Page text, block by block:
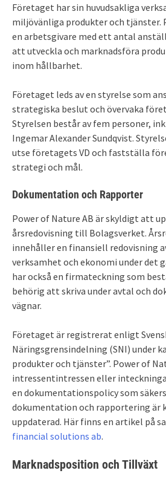
Företaget har sin huvudsakliga
miljövänliga produkter och tjänster.
en arbetsgivare med ett antal
att utveckla och marknadsföra
inom hållbarhet.
Företaget leds av en styrelse som
strategiska beslut och övervaka
Styrelsen består av fem personer,
Ingemar Alexander Sundqvist.
utse företagets VD och fastställa
strategi och mål.
Dokumentation och Rapporter
Power of Nature AB är skyldigt att
årsredovisning till Bolagsverket.
innehåller en finansiell redovisning
verksamhet och ekonomi under det
har också en firmateckning som
behörig att skriva under avtal och
vägnar.
Företaget är registrerat enligt
Näringsgrensindelning (SNI) under
produkter och tjänster”. Power of
intressentintressen eller
en dokumentationspolicy som
dokumentation och rapportering är
uppdaterad. Här finns en artikel på
financial solutions ab.
Marknadsposition och Tillväxt